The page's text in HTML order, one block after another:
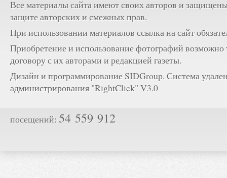
Все материалы сайта имеют своих авторов и
защите авторских и смежных прав.
При использовании материалов ссылка на сайт
Приобретение и использование фотографий возможно
договору с их авторами и редакцией газеты.
Дизайн и программирование SIDGroup. Cистема
администрирования "RightClick" V3.0
посещений: 54 559 912